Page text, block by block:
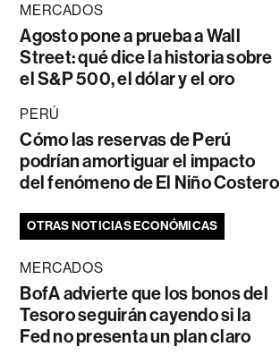
MERCADOS
Agosto pone a prueba a Wall
Street: qué dice la historia sobre
el S&P 500, el dólar y el oro
PERÚ
Cómo las reservas de Perú
podrían amortiguar el impacto
del fenómeno de El Niño Costero
OTRAS NOTICIAS ECONÓMICAS
MERCADOS
BofA advierte que los bonos del
Tesoro seguirán cayendo si la
Fed no presenta un plan claro